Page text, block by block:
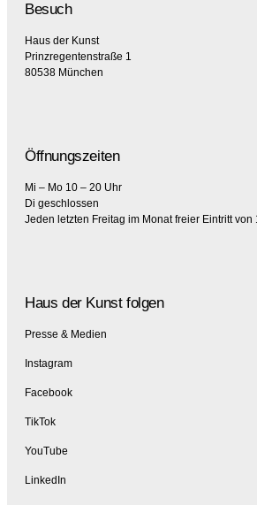
Besuch
Haus der Kunst
Prinzregentenstraße 1
80538 München
Öffnungszeiten
Mi – Mo 10 – 20 Uhr
Di geschlossen
Jeden letzten Freitag im Monat freier Eintritt von
Haus der Kunst folgen
Presse & Medien
Instagram
Facebook
TikTok
YouTube
LinkedIn